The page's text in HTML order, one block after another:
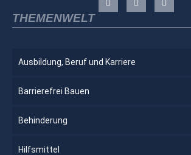
THEMENWELT
Ausbildung, Beruf und Karriere
Barrierefrei Bauen
Behinderung
Hilfsmittel